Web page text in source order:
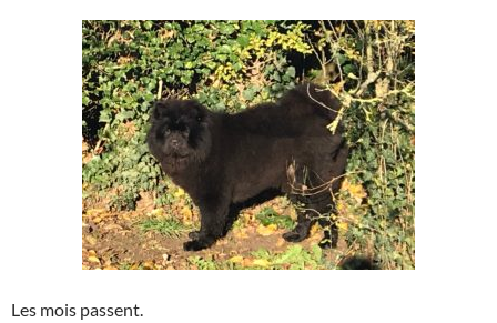
Les mois passent.